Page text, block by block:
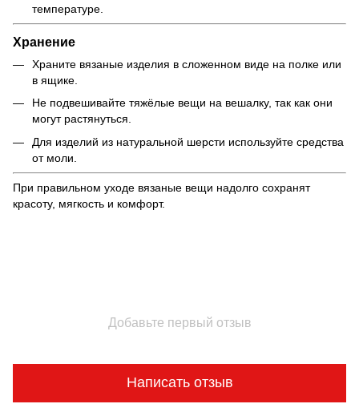
температуре.
Хранение
Храните вязаные изделия в сложенном виде на полке или
в ящике.
Не подвешивайте тяжёлые вещи на вешалку, так как они
могут растянуться.
Для изделий из натуральной шерсти используйте средства
от моли.
При правильном уходе вязаные вещи надолго сохранят
красоту, мягкость и комфорт.
Добавьте первый отзыв
Написать отзыв